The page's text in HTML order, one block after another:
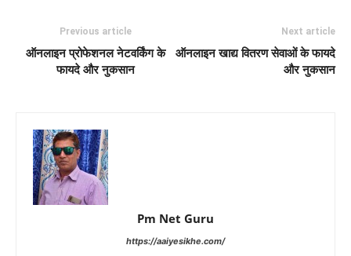
Previous article
ऑनलाइन प्रोफेशनल नेटवर्किंग के
फायदे और नुकसान
Next article
ऑनलाइन खाद्य वितरण सेवाओं के फायदे
और नुकसान
Pm Net Guru
https://aaiyesikhe.com/